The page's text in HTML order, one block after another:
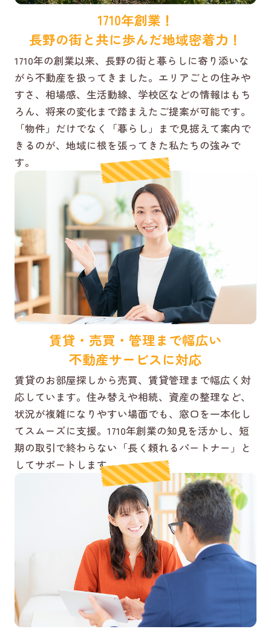
1710年創業！
長野の街と共に歩んだ地域密着力！
1710年の創業以来、長野の街と暮らしに寄り添いな
がら不動産を扱ってきました。エリアごとの住みや
すさ、相場感、生活動線、学校区などの情報はもち
ろん、将来の変化まで踏まえたご提案が可能です。
「物件」だけでなく「暮らし」まで見据えて案内で
きるのが、地域に根を張ってきた私たちの強みで
す。
賃貸・売買・管理まで幅広い
不動産サービスに対応
賃貸のお部屋探しから売買、賃貸管理まで幅広く対
応しています。住み替えや相続、資産の整理など、
状況が複雑になりやすい場面でも、窓口を一本化し
てスムーズに支援。1710年創業の知見を活かし、短
期の取引で終わらない「長く頼れるパートナー」と
してサポートします。